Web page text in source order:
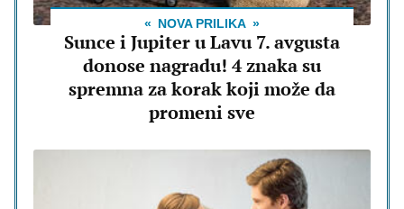
NOVA PRILIKA
Sunce i Jupiter u Lavu 7. avgusta
donose nagradu! 4 znaka su
spremna za korak koji može da
promeni sve